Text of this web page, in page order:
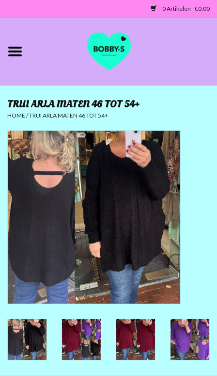
0 Artikelen - €0,00
Home
Tunieken/Tops
Truien-Vesten
Jurken-Broeken-Leggings
ACCESSOIRES
MATEN 42 TOT 46/48
MAAT 50-52
MAAT 52-54
MAAT 56-58
SUMMERSALE / OUTLET
TRUI ARLA MATEN 46 TOT 54+
HOME /TRUI ARLA MATEN 46 TOT 54+